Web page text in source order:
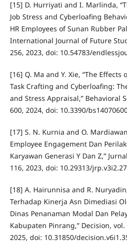
[15] D. Hurriyati and I. Marlinda,
Job Stress and Cyberloafing
HR Employees of Sunan Rubber
International Journal of Future
256, 2023, doi: 10.54783/
[16] Q. Ma and Y. Xie, “The
Task Crafting and Cyberloafing:
and Stress Appraisal,” Behavioral
600, 2024, doi: 10.3390/
[17] S. N. Kurnia and O.
Employee Engagement Dan
Karyawan Generasi Y Dan Z,”
116, 2023, doi: 10.29313/
[18] A. Hairunnisa and R.
Terhadap Kinerja Asn Dimediasi
Dinas Penanaman Modal Dan
Kabupaten Pinrang,” Decision,
2025, doi: 10.31850/